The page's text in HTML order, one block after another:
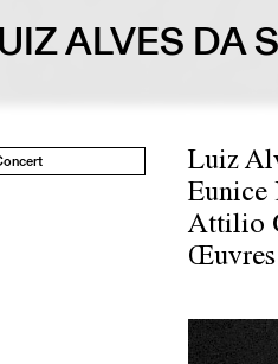
ALVES DA
Luiz
Eunice
Attilio
Œuvres